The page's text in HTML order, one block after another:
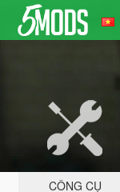
CÔNG CỤ